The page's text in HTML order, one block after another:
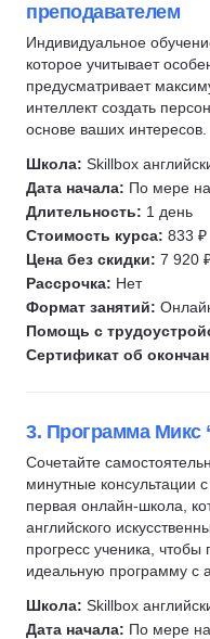
Merion Academy
Скидка 10%
Skillbox
Скидка 5%
преподавателем
Индивидуальное
которое учитывает
предусматривает
интеллект создать
основе ваших интересов.
Школа: Skillbox
Дата начала: По мере
Длительность: 1 день
Стоимость курса: 833 ₽
Цена без скидки: 7 920
Рассрочка: Нет
Формат занятий:
Помощь с
Сертификат об
3. Программа Микс
Сочетайте
минутные консультации
первая онлайн-школа,
английского
прогресс ученика,
идеальную программу с
Школа: Skillbox
Дата начала: По мере